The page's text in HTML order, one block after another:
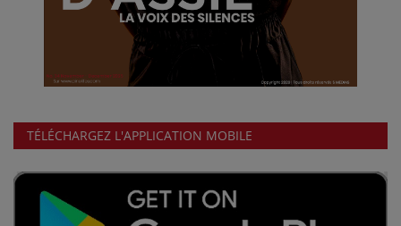
TÉLÉCHARGEZ L'APPLICATION MOBILE